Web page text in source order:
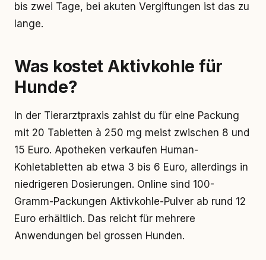
bis zwei Tage, bei akuten Vergiftungen ist das zu
lange.
Was kostet Aktivkohle für
Hunde?
In der Tierarztpraxis zahlst du für eine Packung
mit 20 Tabletten à 250 mg meist zwischen 8 und
15 Euro. Apotheken verkaufen Human-
Kohletabletten ab etwa 3 bis 6 Euro, allerdings in
niedrigeren Dosierungen. Online sind 100-
Gramm-Packungen Aktivkohle-Pulver ab rund 12
Euro erhältlich. Das reicht für mehrere
Anwendungen bei grossen Hunden.